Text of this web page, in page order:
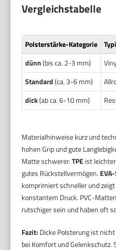
Vergleichstabelle
Polsterstärke-Kategorie
dünn(bis ca. 2-3 mm)
Standard(ca. 3-6 mm)
dick(ab ca. 6-10 mm)
Materialhinweise kurz und
hohen Grip und gute
Matte schwerer.TPEist
gutes Rückstellvermögen.
komprimiert schneller und
konstantem Druck. PVC-
rutschiger sein und haben oft
Fazit: Dicke Polsterung ist
bei Komfort und Gelenkschutz.